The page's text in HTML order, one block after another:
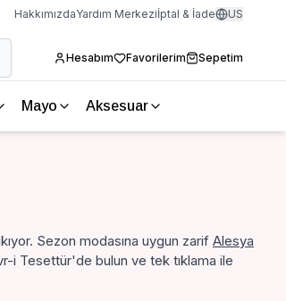
HakkımızdaYardım Merkeziİptal & İade US
Hesabım Favorilerim Sepetim
Mayo Aksesuar
Sezon modasına uygun zarif Alesya
i Tesettür'de bulun ve tek tıklama ile